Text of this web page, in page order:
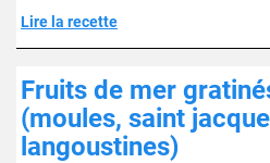
Lire la recette
Fruits de mer
(moules, saint
langoustines)